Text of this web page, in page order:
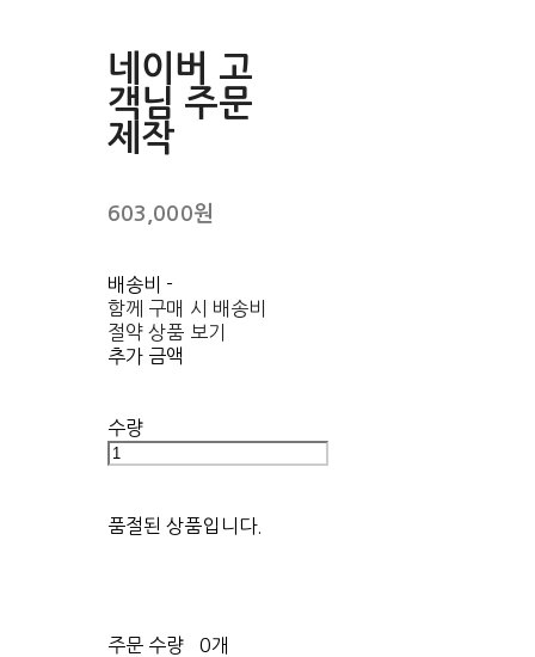
네이버 고
객님 주문
제작
603,000원
배송비-
함께 구매 시 배송비
절약 상품 보기
추가 금액
수량
품절된 상품입니다.
주문 수량
0개